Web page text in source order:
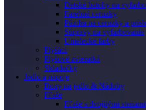
Detské batohy na
Farebné ceruzky
Púzdra na ceruzky a
Súpravy na vyfarbovanie
Umelecké farby
Plyšáci
Plyšové zvieratká
Skladačky
Jedlo a nápoje
Boxy na jedlo & Nádoby
Fľaše
Fľaše s dvojitými stenami